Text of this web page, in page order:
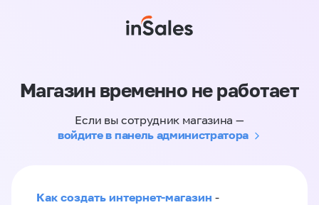
Магазин временно не работает
Если вы сотрудник магазина —
войдите в панель администратора
Как создать интернет-магазин -